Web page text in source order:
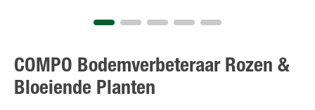
COMPO Bodemverbeteraar Rozen &
Bloeiende Planten